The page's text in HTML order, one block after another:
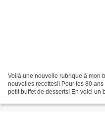
Voilà une nouvelle rubrique à mon
nouvelles recettes!! Pour les 80
petit buffet de desserts! En voici un